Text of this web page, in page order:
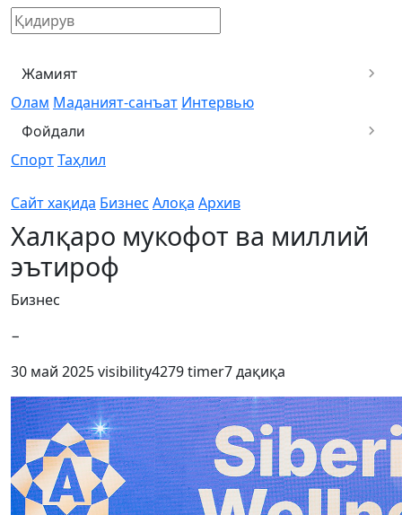
Жамият
Олам Маданият-санъат Интервью
Фойдали
СпортТаҳлил
Сайт хақида Бизнес Алоқа Архив
Халқаро мукофот ва миллий
эътироф
Бизнес
−
30 май 2025visibility4279timer7 дақиқа